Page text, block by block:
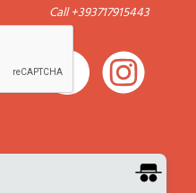
Call +393717915443